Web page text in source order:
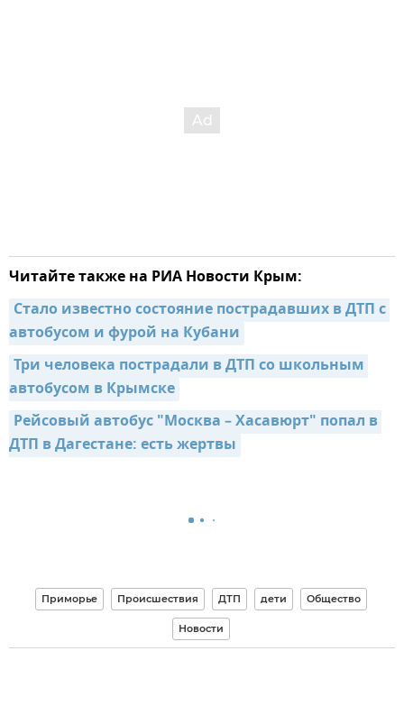
Читайте также на РИА Новости Крым:
Стало известно состояние пострадавших в ДТП с
автобусом и фурой на Кубани
Три человека пострадали в ДТП со школьным
автобусом в Крымске
Рейсовый автобус "Москва – Хасавюрт" попал в
ДТП в Дагестане: есть жертвы
Приморье Происшествия ДТП дети Общество
Новости